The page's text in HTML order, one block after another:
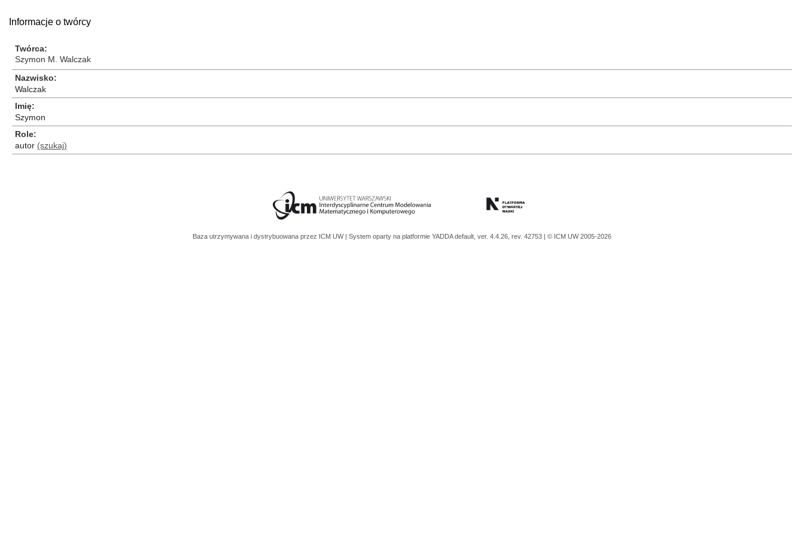
Informacje o twórcy
Twórca
Szymon M. Walczak
Nazwisko
Walczak
Imię
Szymon
Role
autor (szukaj)
Baza utrzymywana i dystrybuowana przez ICM UW | System oparty na platformie YADDAdefault, ver. 4.4.26, rev. 42753 | © ICM UW 2005-2026